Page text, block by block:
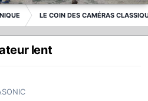
LE COIN DES CAMÉRAS
lent